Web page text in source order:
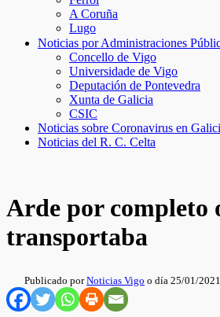
A Coruña
Lugo
Noticias por Administraciones
Concello de Vigo
Universidade de Vigo
Deputación de Pontevedra
Xunta de Galicia
CSIC
Noticias sobre Coronavirus en
Noticias del R. C. Celta
Arde por completo
transportaba
Publicado porNoticias Vigo o día 25/01/